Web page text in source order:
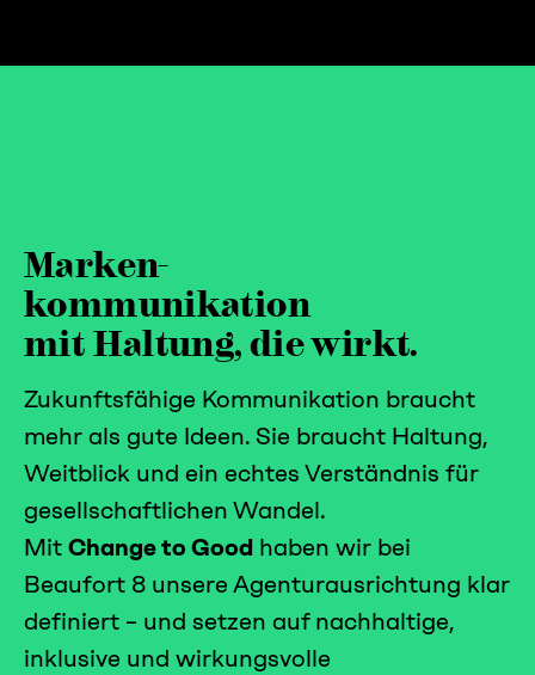
Marken-
kommunikation
mit Haltung, die wirkt.
Zukunftsfähige Kommunikation braucht
mehr als gute Ideen. Sie braucht Haltung,
Weitblick und ein echtes Verständnis für
gesellschaftlichen Wandel.
MitChange to Good haben wir bei
Beaufort 8 unsere Agenturausrichtung klar
definiert – und setzen auf nachhaltige,
inklusive und wirkungsvolle